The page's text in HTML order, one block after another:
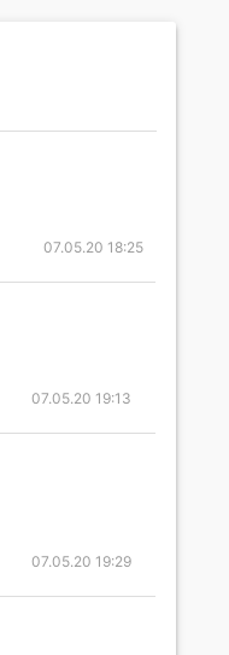
07.05.20 18:25
07.05.20 19:13
07.05.20 19:29